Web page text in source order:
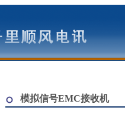
模拟信号EMC接收机